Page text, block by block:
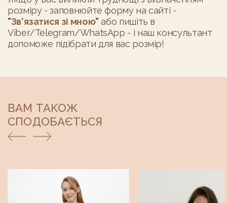
розміру - заповнюйте форму на сайті -
"Зв'язатися зі мною" або пишіть в
Viber/Telegram/WhatsApp - і наш консультант
допоможе підібрати для вас розмір!
ВАМ ТАКОЖ
СПОДОБАЄТЬСЯ